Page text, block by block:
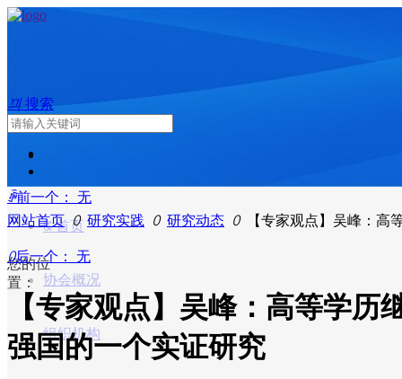
끠 搜索
ꀇ 首页
协会概况
组织机构
ꄴ前一个：
无
网站首页 ꄲ 研究实践 ꄲ 研究动态 ꄲ 【专家观点】吴峰：高
您的位
置：
ꄲ后一个： 无
【专家观点】吴峰：高等学
强国的一个实证研究